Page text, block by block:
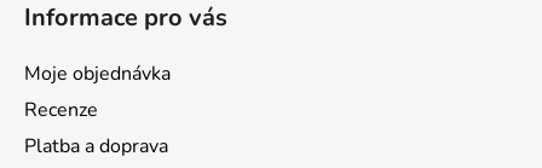
Informace pro vás
Moje objednávka
Recenze
Platba a doprava